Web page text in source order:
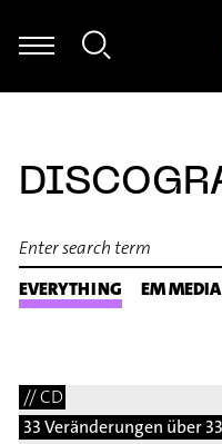
EVERYTHING EM MEDIA
// CD
33 Veränderungen über